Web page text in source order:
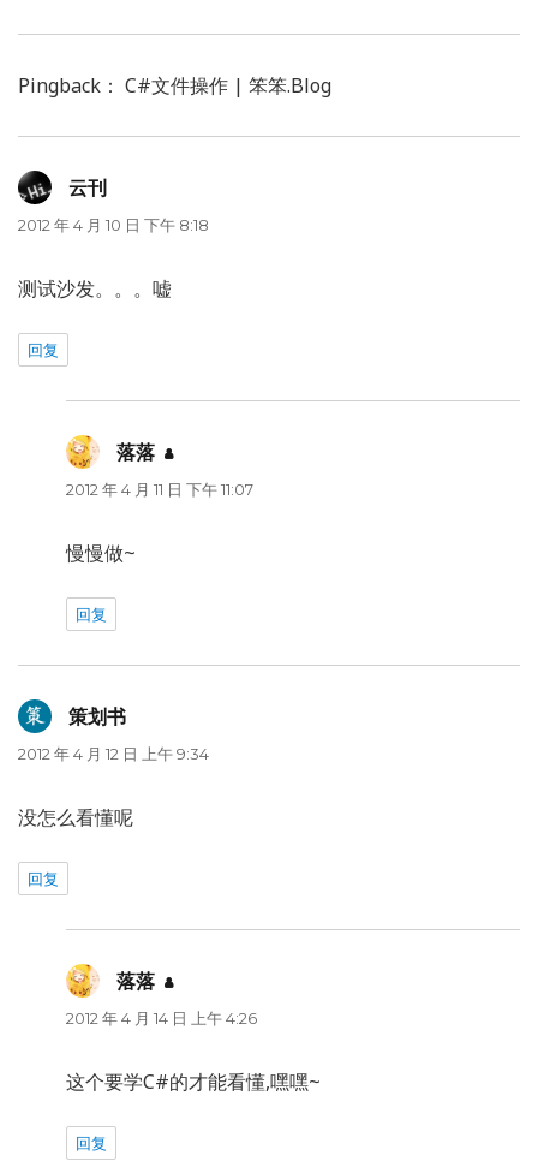
Pingback： C#文件操作 | 笨笨.Blog
云刊
道：
2012 年 4 月 10 日 下午 8:18
测试沙发。。。嘘
回复
落落 说
道：
2012 年 4 月 11 日 下午 11:07
慢慢做~
回复
策划书
道：
2012 年 4 月 12 日 上午 9:34
没怎么看懂呢
回复
落落 说
道：
2012 年 4 月 14 日 上午 4:26
这个要学C#的才能看懂,嘿嘿~
回复